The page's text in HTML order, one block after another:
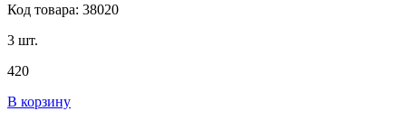
Код товара: 38020
3 шт.
420
В корзину